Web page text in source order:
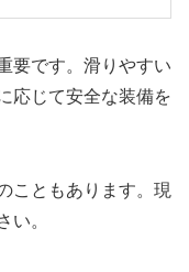
要です。滑りやすい
応じて安全な装備を
こともあります。現
い。